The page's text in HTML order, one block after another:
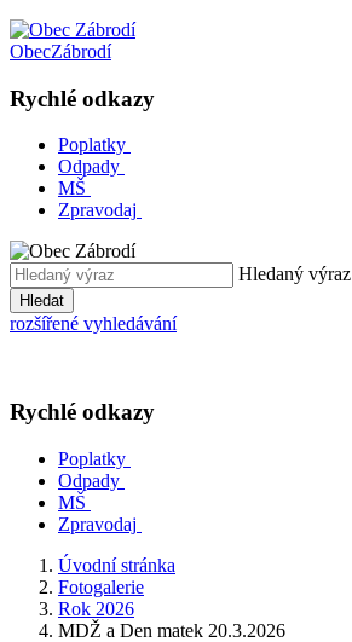
ObecZábrodí
Rychlé odkazy
Poplatky
Odpady
MŠ
Zpravodaj
Hledaný výraz
Hledat
rozšířené vyhledávání
Rychlé odkazy
Poplatky
Odpady
MŠ
Zpravodaj
Úvodní stránka
Fotogalerie
Rok 2026
MDŽ a Den matek 20.3.2026